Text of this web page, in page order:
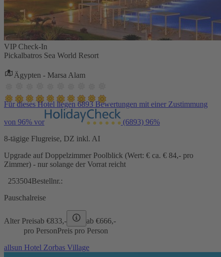
VIP Check-In
Pickalbatros Sea World Resort
Ägypten - Marsa Alam
Für dieses Hotel liegen 6893 Bewertungen mit einer Zustimmung
von 96% vor (6893) 96%
8-tägige Flugreise, DZ inkl. AI
Upgrade auf Doppelzimmer Poolblick (Wert: € ca. € 84,- pro
Zimmer) - nur solange der Vorrat reicht
253504Bestellnr.:
Pauschalreise
Alter Preisab €833,- ab €666,-
pro PersonPreis pro Person
allsun Hotel Zorbas Village